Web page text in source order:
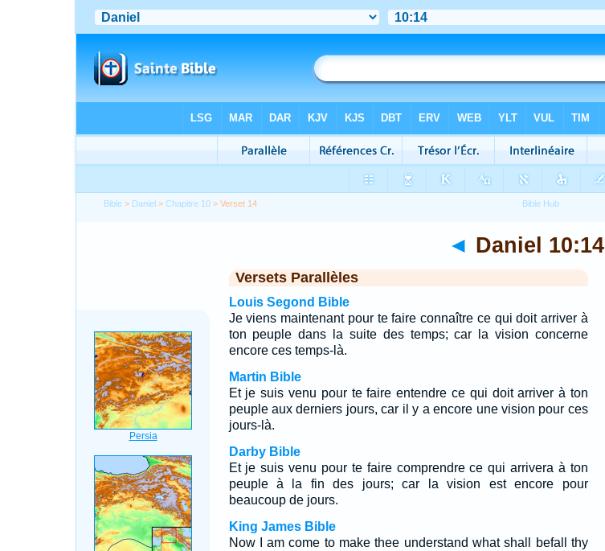
Bible > Daniel >Chapitre 10 > Verset 14
◄ Daniel 10:14
Versets Parallèles
Louis Segond Bible
Je viens maintenant pour te faire connaître ce qui doit arriver à
ton peuple dans la suite des temps; car la vision concerne
encore ces temps-là.
Martin Bible
Et je suis venu pour te faire entendre ce qui doit arriver à ton
peuple aux derniers jours, car il y a encore une vision pour ces
jours-là.
Darby Bible
Et je suis venu pour te faire comprendre ce qui arrivera à ton
peuple à la fin des jours; car la vision est encore pour
beaucoup de jours.
King James Bible
Now I am come to make thee understand what shall befall thy